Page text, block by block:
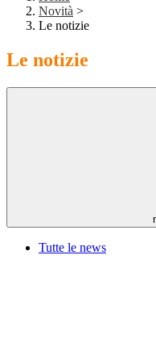
Novità >
Le notizie
Le notizie
Tutte le news